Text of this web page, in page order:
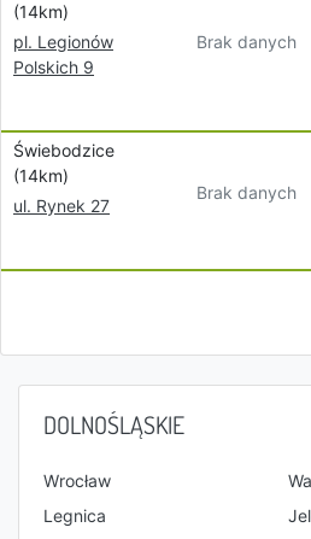
(14km)
pl. Legionów
Polskich 9
Brak danych
Świebodzice
(14km)
ul. Rynek 27
Brak danych
DOLNOŚLĄSKIE
Wrocław
Legnica